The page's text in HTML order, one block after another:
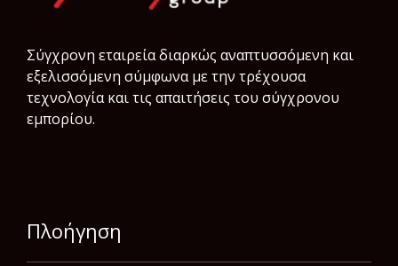
Σύγχρονη εταιρεία διαρκώς αναπτυσσόμενη και
εξελισσόμενη σύμφωνα µε την τρέχουσα
τεχνολογία και τις απαιτήσεις του σύγχρονου
εμπορίου.
Πλοήγηση